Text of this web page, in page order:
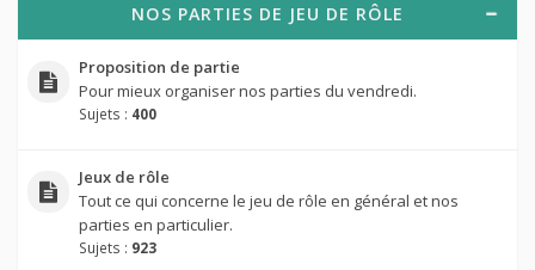
NOS PARTIES DE JEU DE RÔLE
Proposition de partie
Pour mieux organiser nos parties du vendredi.
Sujets : 400
Jeux de rôle
Tout ce qui concerne le jeu de rôle en général et nos
parties en particulier.
Sujets : 923